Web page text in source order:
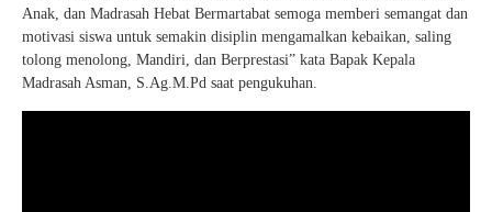
Anak, dan Madrasah Hebat Bermartabat semoga memberi semangat dan
motivasi siswa untuk semakin disiplin mengamalkan kebaikan, saling
tolong menolong, Mandiri, dan Berprestasi” kata Bapak Kepala
Madrasah Asman, S.Ag.M.Pd saat pengukuhan.